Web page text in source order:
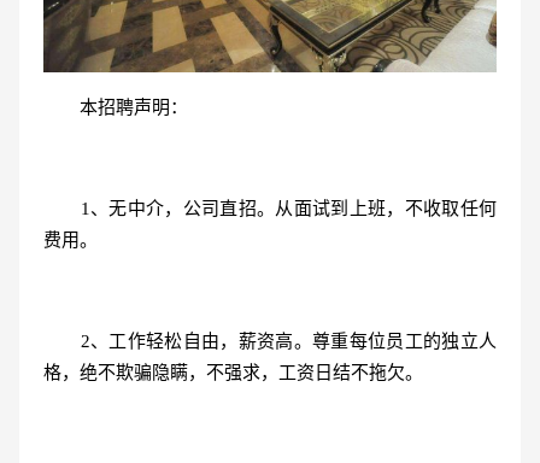
本招聘声明：
1、无中介，公司直招。从面试到上班，不收取任何
费用。
2、工作轻松自由，薪资高。尊重每位员工的独立人
格，绝不欺骗隐瞒，不强求，工资日结不拖欠。